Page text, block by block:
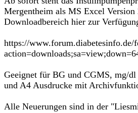
Mergentheim als MS Excel Version
Downloadbereich hier zur
https://www.forum.diabetesinfo.de/
Geeignet für BG und CGMS, mg/
und A4 Ausdrucke mit
Alle Neuerungen sind in der